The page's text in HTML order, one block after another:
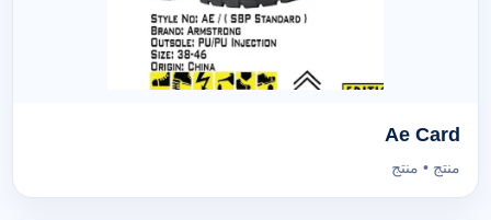
Ae Card
منتج • منتج